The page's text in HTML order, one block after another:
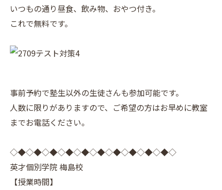
いつもの通り昼食、飲み物、おやつ付き。
これで無料です。
事前予約で塾生以外の生徒さんも参加可能です。
人数に限りがありますので、ご希望の方はお早めに教室
までお電話ください。
◇◆◇◆◇◆◇◆◇◆◇◆◇◆◇◆◇◆◇◆◇
英才個別学院 梅島校
【授業時間】